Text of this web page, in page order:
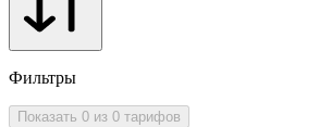
Фильтры
Показать 0 из 0 тарифов